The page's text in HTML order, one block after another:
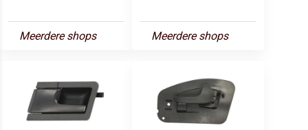
Meerdere shops Meerdere shops